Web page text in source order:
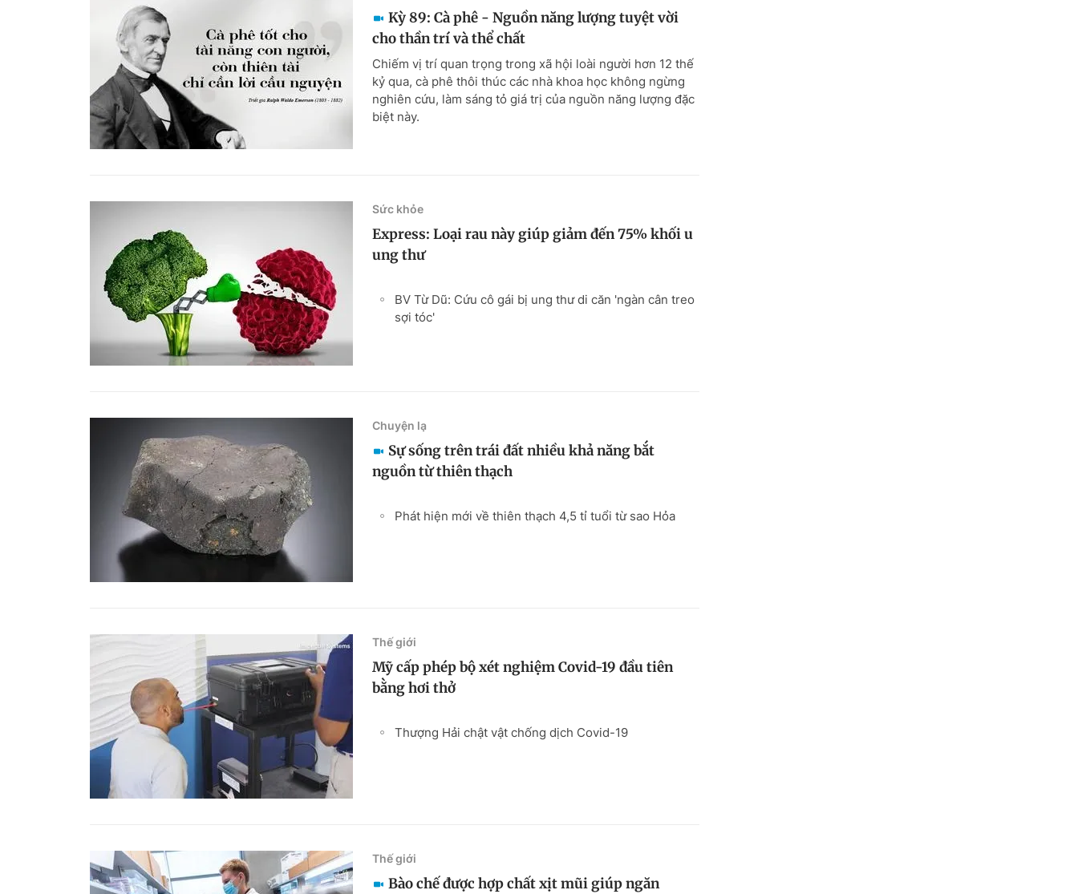
Kỳ 89: Cà phê - Nguồn năng lượng tuyệt vời
cho thần trí và thể chất
Chiếm vị trí quan trọng trong xã hội loài người hơn 12 thế
kỷ qua, cà phê thôi thúc các nhà khoa học không ngừng
nghiên cứu, làm sáng tỏ giá trị của nguồn năng lượng đặc
biệt này.
Sức khỏe
Express: Loại rau này giúp giảm đến 75% khối u
ung thư
BV Từ Dũ: Cứu cô gái bị ung thư di căn 'ngàn cân treo
sợi tóc'
Chuyện lạ
Sự sống trên trái đất nhiều khả năng bắt
nguồn từ thiên thạch
Phát hiện mới về thiên thạch 4,5 tỉ tuổi từ sao Hỏa
Thế giới
Mỹ cấp phép bộ xét nghiệm Covid-19 đầu tiên
bằng hơi thở
Thượng Hải chật vật chống dịch Covid-19
Thế giới
Bào chế được hợp chất xịt mũi giúp ngăn